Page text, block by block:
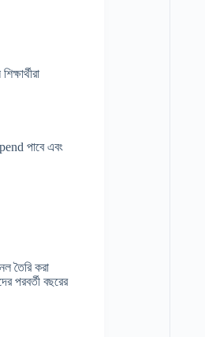
পাবে এবং
তৈরি করা
পরবর্তী বছরের